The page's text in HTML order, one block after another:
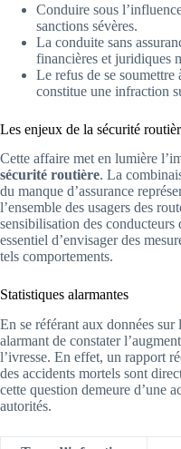
Conduire sous
sanctions sévères.
La conduite sans
financières et juridiques
Le refus de se soumettre
constitue une infraction
Les enjeux de la sécurité
Cette affaire met en lumière
sécurité routière. La
du manque d’assurance
l’ensemble des usagers des
sensibilisation des
essentiel d’envisager des
tels comportements.
Statistiques alarmantes
En se référant aux données
alarmant de constater
l’ivresse. En effet, un rapport
des accidents mortels sont
cette question demeure d’une
autorités.